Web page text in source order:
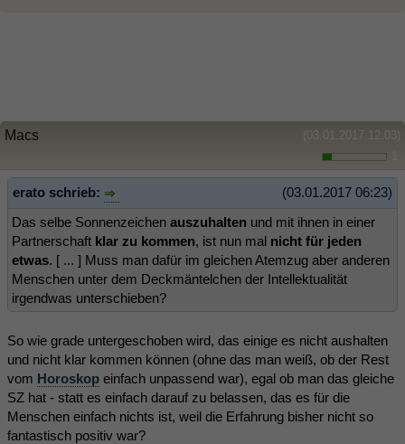
(03.01.2017 12:03)
Macs
(03.01.2017 06:23)
erato schrieb:
Das selbe Sonnenzeichen auszuhalten und mit ihnen in einer
Partnerschaft klar zu kommen, ist nun mal nicht für jeden
etwas. [ ... ] Muss man dafür im gleichen Atemzug aber anderen
Menschen unter dem Deckmäntelchen der Intellektualität
irgendwas unterschieben?
So wie grade untergeschoben wird, das einige es nicht aushalten
und nicht klar kommen können (ohne das man weiß, ob der Rest
vom Horoskop einfach unpassend war), egal ob man das gleiche
SZ hat - statt es einfach darauf zu belassen, das es für die
Menschen einfach nichts ist, weil die Erfahrung bisher nicht so
fantastisch positiv war?